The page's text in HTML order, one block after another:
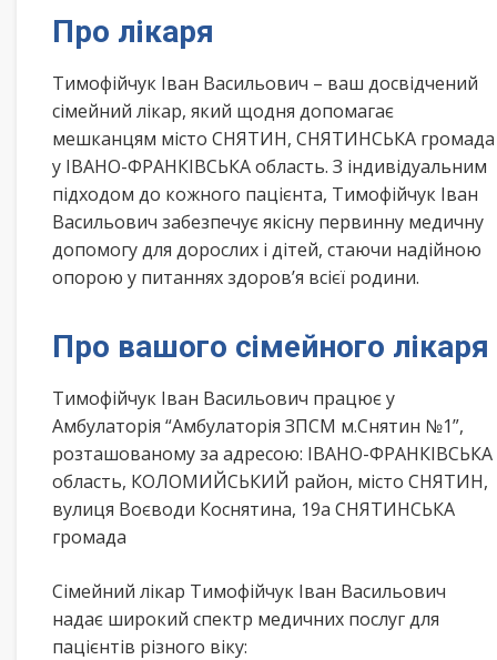
Про лікаря
Тимофійчук Іван Васильович – ваш досвідчений
сімейний лікар, який щодня допомагає
мешканцям місто СНЯТИН, СНЯТИНСЬКА громада
у ІВАНО-ФРАНКІВСЬКА область. З індивідуальним
підходом до кожного пацієнта, Тимофійчук Іван
Васильович забезпечує якісну первинну медичну
допомогу для дорослих і дітей, стаючи надійною
опорою у питаннях здоров’я всієї родини.
Про вашого сімейного лікаря
Тимофійчук Іван Васильович працює у
Амбулаторія “Амбулаторія ЗПСМ м.Снятин №1”,
розташованому за адресою: ІВАНО-ФРАНКІВСЬКА
область, КОЛОМИЙСЬКИЙ район, місто СНЯТИН,
вулиця Воєводи Коснятина, 19а СНЯТИНСЬКА
громада
Сімейний лікар Тимофійчук Іван Васильович
надає широкий спектр медичних послуг для
пацієнтів різного віку: